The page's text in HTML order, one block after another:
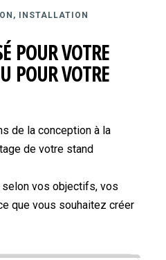
INSTALLATION
POUR VOTRE
POUR VOTRE
de la conception à la
de votre stand
vos objectifs, vos
que vous souhaitez créer